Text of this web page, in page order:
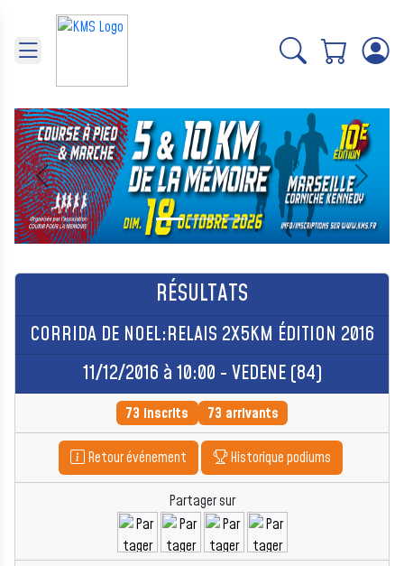
Précédent Suivant
RÉSULTATS
CORRIDA DE NOEL:RELAIS 2X5KM ÉDITION 2016
11/12/2016 à 10:00 - VEDENE (84)
73 inscrits 73 arrivants
Retour événement Historique podiums
Partager sur
Panneau de gestion des cookies